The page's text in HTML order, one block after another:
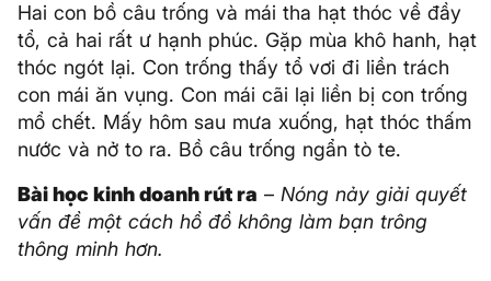
Hai con bồ câu trống và mái tha hạt thóc về đầy
tổ, cả hai rất ư hạnh phúc. Gặp mùa khô hanh, hạt
thóc ngót lại. Con trống thấy tổ vơi đi liền trách
con mái ăn vụng. Con mái cãi lại liền bị con trống
mổ chết. Mấy hôm sau mưa xuống, hạt thóc thấm
nước và nở to ra. Bồ câu trống ngẩn tò te.
Bài học kinh doanh rút ra – Nóng nảy giải quyết
vấn đề một cách hồ đồ không làm bạn trông
thông minh hơn.